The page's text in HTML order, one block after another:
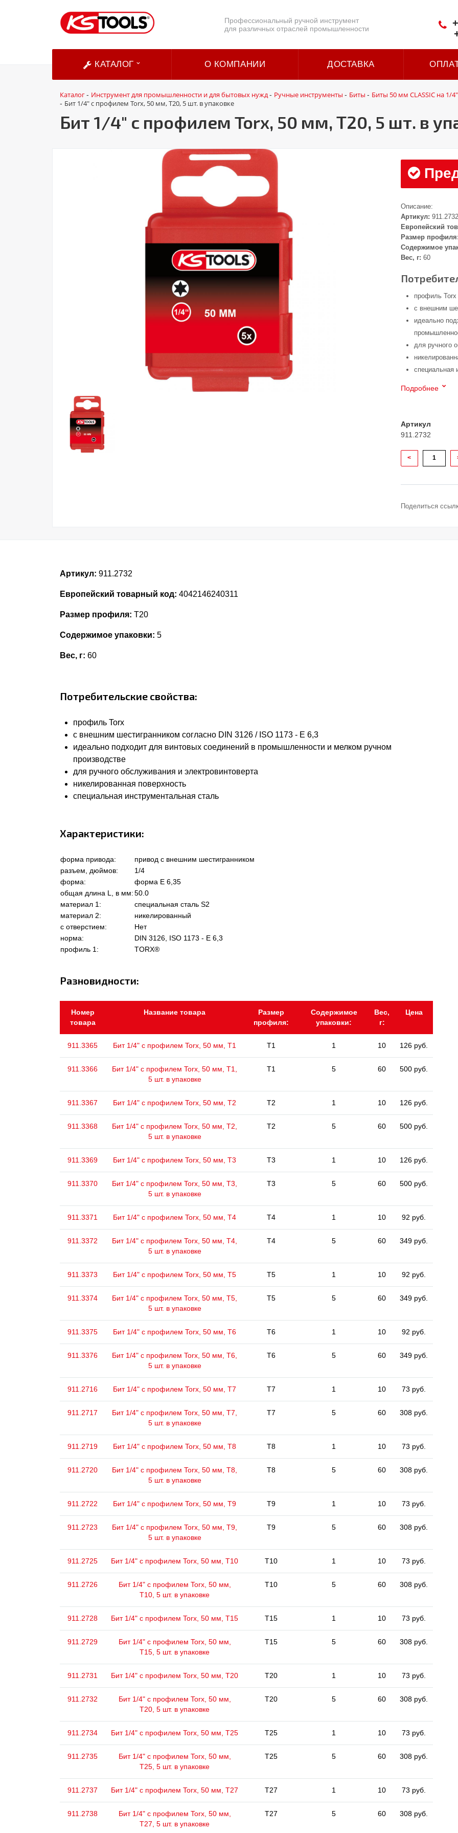
Профессиональный ручной инструмент
для различных отраслей промышленности
КАТАЛОГ О КОМПАНИИ ДОСТАВКА
Каталог- Инструмент для промышленности и для бытовых нужд- Ручные инструменты - Биты - Биты 50 мм CLASSIC на 1/4"
- Бит 1/4" с профилем Torx, 50 мм, Т20, 5 шт. в упаковке
Бит 1/4" с профилем Torx, 50 мм, Т20, 5 шт. в
Описание:
Артикул:
Европейский
Размер
Содержимое
Вес, г: 60
профиль Torx
с внешним
идеально
для ручного
специальная
Подробнее
Артикул
911.2732
<
Поделиться
Артикул: 911.2732
Европейский товарный код: 4042146240311
Размер профиля: T20
Содержимое упаковки: 5
Вес, г: 60
Потребительские свойства:
профиль Torx
с внешним шестигранником согласно DIN 3126 / ISO 1173 - E 6,3
идеально подходит для винтовых соединений в промышленности и мелком ручном
производстве
для ручного обслуживания и электровинтоверта
никелированная поверхность
специальная инструментальная сталь
Характеристики:
форма привода:
привод с внешним шестигранником
разъем, дюймов:
1/4
форма:
форма Е 6,35
общая длина L, в мм:50.0
материал 1:
специальная сталь S2
материал 2:
никелированный
с отверстием:
Нет
норма:
DIN 3126, ISO 1173 - E 6,3
профиль 1:
TORX®
Разновидности:
Номер
товара
Название товара
Размер
профиля:
Содержимое
упаковки:
Вес,
г:
Цена
911.3365 Бит 1/4" с профилем Torx, 50 мм, Т1 T1 1 10 126 руб.
911.3366
Бит 1/4" с профилем Torx, 50 мм, Т1,
5 шт. в упаковке
T1 5 60 500 руб.
911.3367 Бит 1/4" с профилем Torx, 50 мм, Т2 T2 1 10 126 руб.
911.3368
Бит 1/4" с профилем Torx, 50 мм, Т2,
5 шт. в упаковке
T2 5 60 500 руб.
911.3369 Бит 1/4" с профилем Torx, 50 мм, Т3 T3 1 10 126 руб.
911.3370
Бит 1/4" с профилем Torx, 50 мм, Т3,
5 шт. в упаковке
T3 5 60 500 руб.
911.3371 Бит 1/4" с профилем Torx, 50 мм, Т4 T4 1 10 92 руб.
911.3372
Бит 1/4" с профилем Torx, 50 мм, Т4,
5 шт. в упаковке
T4 5 60 349 руб.
911.3373 Бит 1/4" с профилем Torx, 50 мм, Т5 T5 1 10 92 руб.
911.3374
Бит 1/4" с профилем Torx, 50 мм, Т5,
5 шт. в упаковке
T5 5 60 349 руб.
911.3375 Бит 1/4" с профилем Torx, 50 мм, Т6 T6 1 10 92 руб.
911.3376
Бит 1/4" с профилем Torx, 50 мм, Т6,
5 шт. в упаковке
T6 5 60 349 руб.
911.2716 Бит 1/4" с профилем Torx, 50 мм, Т7 T7 1 10 73 руб.
911.2717
Бит 1/4" с профилем Torx, 50 мм, Т7,
5 шт. в упаковке
T7 5 60 308 руб.
911.2719 Бит 1/4" с профилем Torx, 50 мм, Т8 T8 1 10 73 руб.
911.2720
Бит 1/4" с профилем Torx, 50 мм, Т8,
5 шт. в упаковке
T8 5 60 308 руб.
911.2722 Бит 1/4" с профилем Torx, 50 мм, Т9 T9 1 10 73 руб.
911.2723
Бит 1/4" с профилем Torx, 50 мм, Т9,
5 шт. в упаковке
T9 5 60 308 руб.
911.2725 Бит 1/4" с профилем Torx, 50 мм, Т10 T10 1 10 73 руб.
911.2726
Бит 1/4" с профилем Torx, 50 мм,
Т10, 5 шт. в упаковке
T10 5 60 308 руб.
911.2728 Бит 1/4" с профилем Torx, 50 мм, Т15 T15 1 10 73 руб.
911.2729
Бит 1/4" с профилем Torx, 50 мм,
Т15, 5 шт. в упаковке
T15 5 60 308 руб.
911.2731 Бит 1/4" с профилем Torx, 50 мм, Т20 T20 1 10 73 руб.
911.2732
Бит 1/4" с профилем Torx, 50 мм,
Т20, 5 шт. в упаковке
T20 5 60 308 руб.
911.2734 Бит 1/4" с профилем Torx, 50 мм, Т25 T25 1 10 73 руб.
911.2735
Бит 1/4" с профилем Torx, 50 мм,
Т25, 5 шт. в упаковке
T25 5 60 308 руб.
911.2737 Бит 1/4" с профилем Torx, 50 мм, Т27 T27 1 10 73 руб.
911.2738
Бит 1/4" с профилем Torx, 50 мм,
Т27, 5 шт. в упаковке
T27 5 60 308 руб.